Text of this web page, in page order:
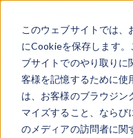
このウェブサイトでは
にCookieを保存します
ブサイトでのやり取りに
客様を記憶するために使
は、お客様のブラウジン
マイズすること、なら
のメディアの訪問者に関
アプリケー